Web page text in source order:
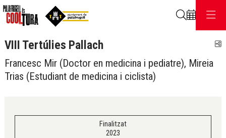
VIII Tertúlies Pallach
Francesc Mir (Doctor en medicina i pediatre), Mireia
Trias (Estudiant de medicina i ciclista)
Finalitzat
2023